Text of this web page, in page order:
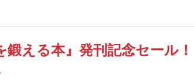
える本』発刊記念セール！